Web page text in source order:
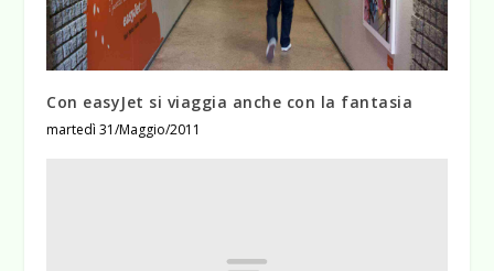
Con easyJet si viaggia anche con la fantasia
martedì 31/Maggio/2011